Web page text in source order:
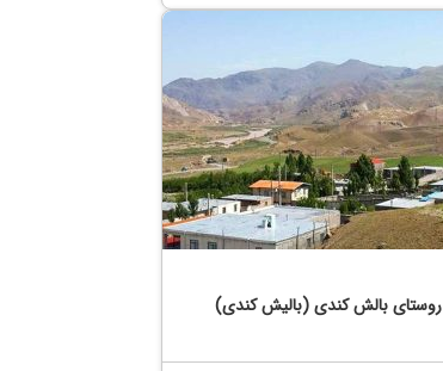
روستای بالش کندی (بالیش کندی)